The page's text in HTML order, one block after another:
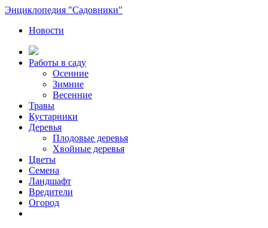
Энциклопедия "Садовники"
Новости
Работы в саду
Осенние
Зимние
Весенние
Травы
Кустарники
Деревья
Плодовые деревья
Хвойные деревья
Цветы
Семена
Ландшафт
Вредители
Огород